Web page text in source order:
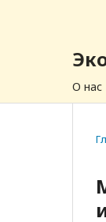
О нас